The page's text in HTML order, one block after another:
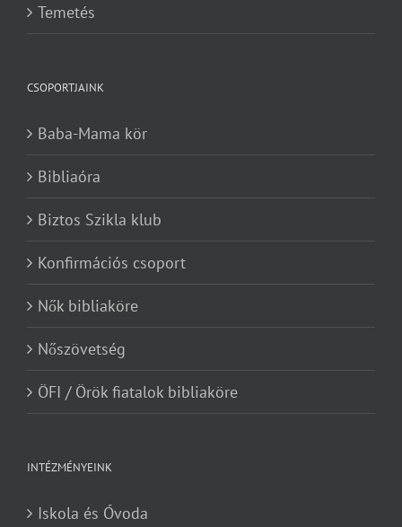
Temetés
CSOPORTJAINK
Baba-Mama kör
Bibliaóra
Biztos Szikla klub
Konfirmációs csoport
Nők bibliaköre
Nőszövetség
ÖFI / Örök fiatalok bibliaköre
INTÉZMÉNYEINK
Iskola és Óvoda